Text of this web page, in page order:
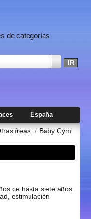
de categorías
España
íreas / Baby Gym
de hasta siete años.
estimulación